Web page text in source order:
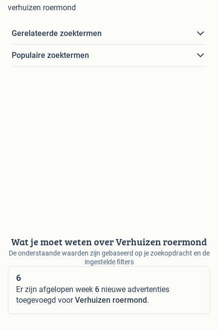
verhuizen roermond
Gerelateerde zoektermen
Populaire zoektermen
Wat je moet weten over Verhuizen roermond
De onderstaande waarden zijn gebaseerd op je zoekopdracht en de
ingestelde filters
6
Er zijn afgelopen week 6 nieuwe advertenties
toegevoegd voorVerhuizen roermond.